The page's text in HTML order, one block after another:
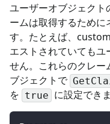
ユーザーオブジェクト
ームは取得するため
す。たとえば、
エストされていてもユ
せん。これらのクレー
ブジェクトで
を true に設定でき